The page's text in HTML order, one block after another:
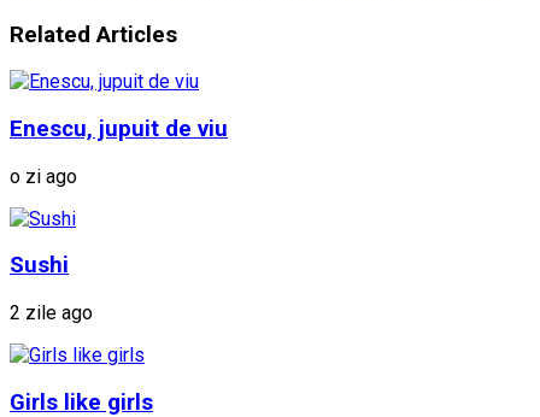
Related Articles
Enescu, jupuit de viu
o zi ago
Sushi
2 zile ago
Girls like girls